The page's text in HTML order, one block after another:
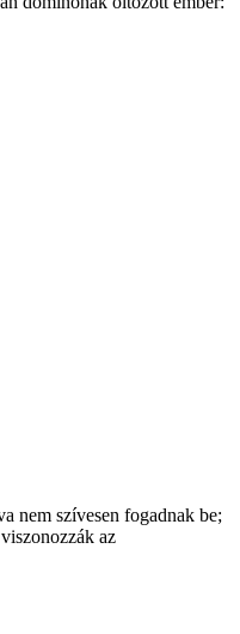
nem szívesen fogadnak be;
az